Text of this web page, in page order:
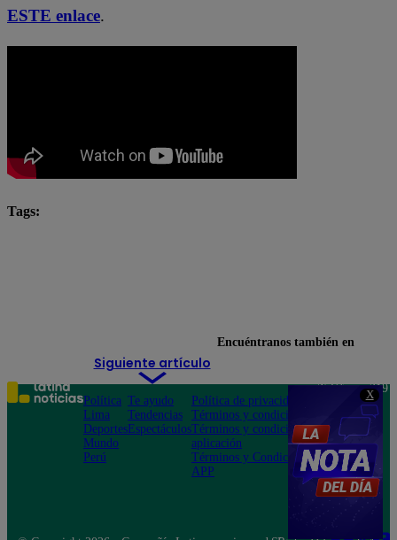
X
ESTE enlace.
Tags:
Siguiente artículo
Encuéntranos también en
Política
Lima
Deportes
Mundo
Perú
Te ayudo
Tendencias
Espectáculos
Política de privacidad
Términos y condiciones
Términos y condiciones
aplicación
Términos y Condiciones
APP
Teléfono: 219
Av. San
Felipe 968
Jesús María